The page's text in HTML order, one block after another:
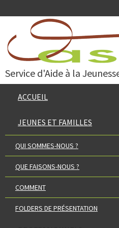
Service d'Aide à la
ACCUEIL
JEUNES ET FAMILLES
QUI SOMMES-NOUS ?
QUE FAISONS-NOUS ?
COMMENT
FOLDERS DE PRÉSENTATION